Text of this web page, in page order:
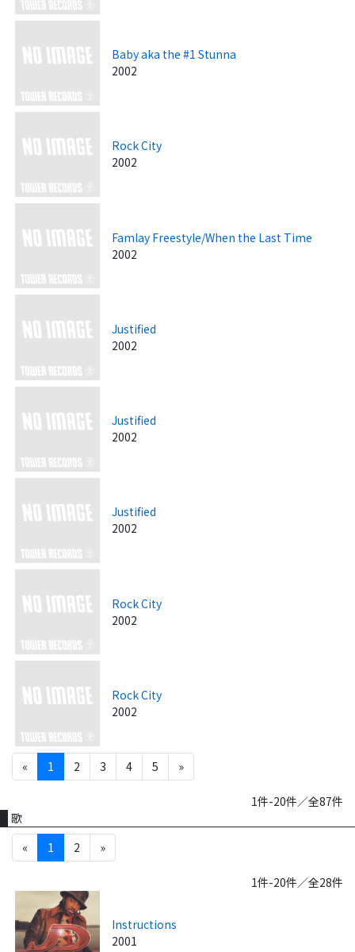
Baby aka the #1 Stunna
2002
Rock City
2002
Famlay Freestyle/When the Last Time
2002
Justified
2002
Justified
2002
Justified
2002
Rock City
2002
Rock City
2002
« 1 2 3 4 5 »
1件-20件／全87件
歌
«
1 2 »
1件-20件／全28件
Instructions
2001